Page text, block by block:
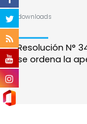
downloads
Resolución N°
se ordena la